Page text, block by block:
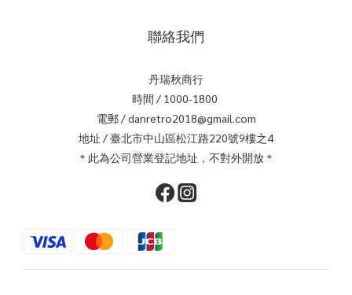
聯絡我們
丹瑞秋商行
時間 / 1000-1800
電郵 / danretro2018@gmail.com
地址 / 臺北市中山區松江路220號9樓之4
＊此為公司營業登記地址，不對外開放＊